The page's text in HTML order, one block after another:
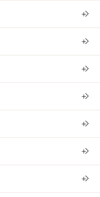
＋
＋
＋
＋
＋
＋
＋